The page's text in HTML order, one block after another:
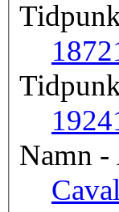
1872
1924
Namn -